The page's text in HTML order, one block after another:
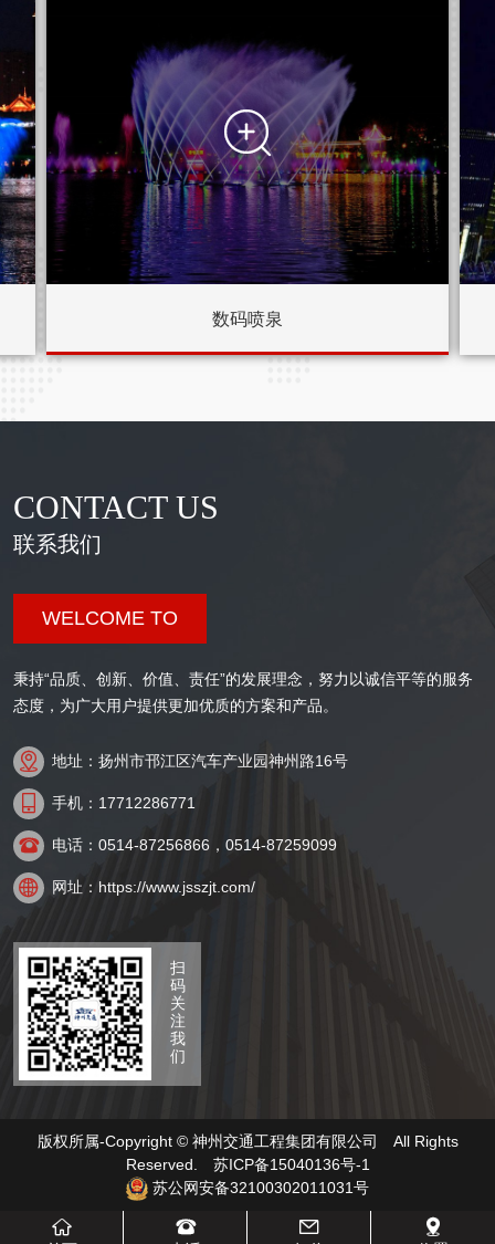

数码喷泉
CONTACT US
联系我们
WELCOME TO
秉持“品质、创新、价值、责任”的发展理念，努力以诚信平等的服务
态度，为广大用户提供更加优质的方案和产品。
 地址：扬州市邗江区汽车产业园神州路16号
 手机：17712286771
 电话：0514-87256866，0514-87259099
 网址：https://www.jsszjt.com/
扫
码
关
注
我
们
版权所属-Copyright © 神州交通工程集团有限公司 All Rights
Reserved. 苏ICP备15040136号-1
苏公网安备32100302011031号
   